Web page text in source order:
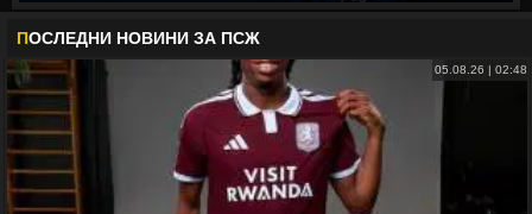
ПОСЛЕДНИ НОВИНИ ЗА ПСЖ
05.08.26 | 02:48